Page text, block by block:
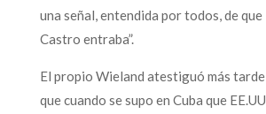
una señal, entendida por todos, de
Castro entraba”.
El propio Wieland atestiguó más
que cuando se supo en Cuba que